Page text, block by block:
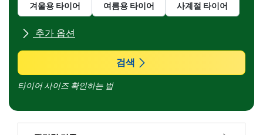
겨울용 타이어 여름용 타이어 사계절 타이어
추가 옵션
모든 브랜드
검색
타이어 사이즈 확인하는 법